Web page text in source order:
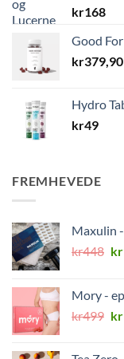
kr168
Good
kr379,90
Hydro
kr49
FREMHEVEDE
Maxulin
kr448 kr
Mory -
kr499 kr